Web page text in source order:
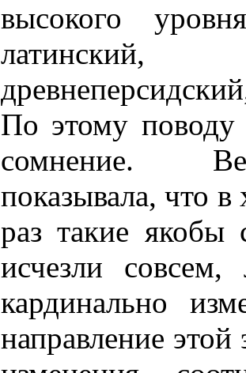
высокого
латинский,
По этому поводу
сомнение.
показывала, что в
раз такие якобы
исчезли совсем,
кардинально
направление